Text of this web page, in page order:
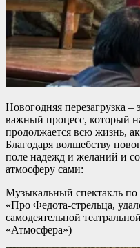
Новогодняя перезагрузка –
важный процесс, который
продолжается всю жизнь,
Благодаря волшебству
поле надежд и желаний и
атмосферу сами:
Музыкальный спектакль
«Про Федота-стрельца,
самодеятельной
«Атмосфера»)